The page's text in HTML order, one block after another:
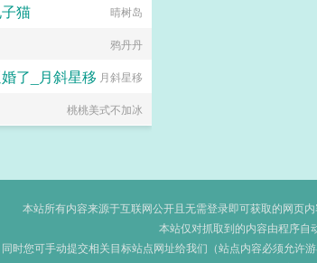
猫 晴树岛
鸦丹丹
了_月斜星移 月斜星移
桃桃美式不加冰
本站所有内容来源于互联网公开且无需登录即可获取的网页
本站仅对抓取到的内容由程序自
同时您可手动提交相关目标站点网址给我们（站点内容必须允许